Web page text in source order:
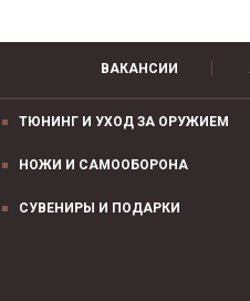
ВАКАНСИИ
ТЮНИНГ И УХОД ЗА ОРУЖИЕМ
НОЖИ И САМООБОРОНА
СУВЕНИРЫ И ПОДАРКИ